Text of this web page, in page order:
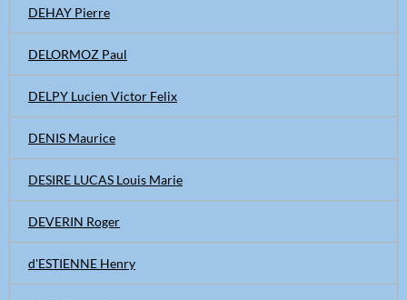
DEHAY Pierre
DELORMOZ Paul
DELPY Lucien Victor Felix
DENIS Maurice
DESIRE LUCAS Louis Marie
DEVERIN Roger
d'ESTIENNE Henry